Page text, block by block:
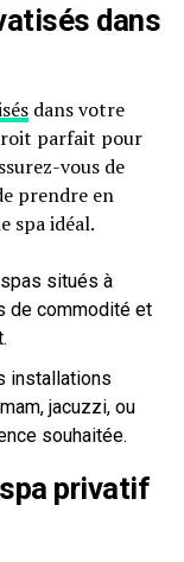
dans
dans votre
parfait pour
vous de
prendre en
spa idéal.
situés à
de commodité et
installations
jacuzzi, ou
souhaitée.
privatif